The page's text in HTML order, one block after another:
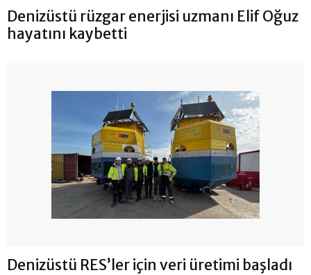
Denizüstü rüzgar enerjisi uzmanı Elif Oğuz
hayatını kaybetti
Denizüstü RES’ler için veri üretimi başladı